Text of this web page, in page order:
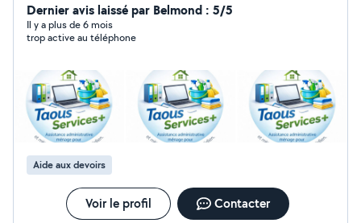
propose des prestations d'aide à domicile et
d'assistance administrative. Prestations : Entretien du
logement, linge, repas : 13 /heure Aide administrative :
15 /heure Aide aux devoirs / cours de soutien collège :
18 /heure Personne sérieuse, organisée, discrète et
fiable. Disponible sur Paris pour interventions
ponctuelles ou régulières. Contactez-moi pour plus
d'informations.
Dernier avis laissé par Belmond : 5/5
Il y a plus de 6 mois
trop active au téléphone
Aide aux devoirs
Voir le profil Contacter